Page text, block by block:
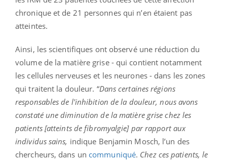
chronique et de 21 personnes qui n’en étaient pas
atteintes.
Ainsi, les scientifiques ont observé une réduction du
volume de la matière grise - qui contient notamment
les cellules nerveuses et les neurones - dans les zones
qui traitent la douleur. “Dans certaines régions
responsables de l'inhibition de la douleur, nous avons
constaté une diminution de la matière grise chez les
patients [atteints defibromyalgie]par rapport aux
individus sains, indique Benjamin Mosch, l’un des
chercheurs, dans un communiqué. Chez ces patients, le